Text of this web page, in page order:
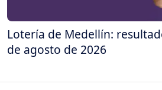
Lotería de Medellín:
de agosto de 2026